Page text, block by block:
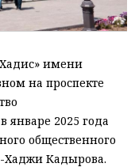
имени
на проспекте
январе 2025 года
общественного
Хаджи Кадырова.